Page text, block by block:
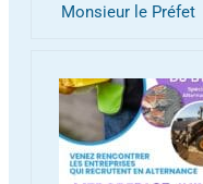
Monsieur le Préfet